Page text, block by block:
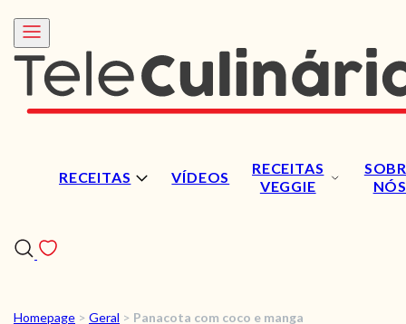
RECEITAS VÍDEOS
RECEITAS
VEGGIE
NÓS
RECEITAS
Homepage > Geral > Panacota com coco e manga